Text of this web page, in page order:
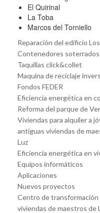
El Quirinal
La Toba
Marcos del Torniello
Reparación del edificio
Contenedores soterrados
Taquillas click&collet
Maquina de reciclaje
Fondos FEDER
Eficiencia energética en
Reforma del parque de
Viviendas para alquiler a
antiguas viviendas de
Luz
Eficiencia energética en
Equipos informáticos
Aplicaciones
Nuevos proyectos
Centro de transformación
viviendas de maestros de